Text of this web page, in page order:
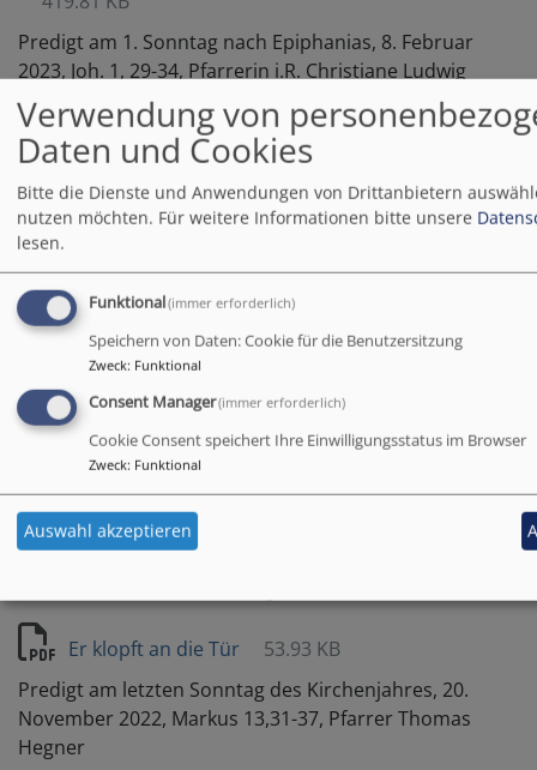
Predigt am 1. Sonntag nach Epiphanias, 8. Februar
2023, Joh. 1, 29-34, Pfarrerin i.R. Christiane Ludwig
Jesus wird getauft
420.16 KB
Predigt an Silvester, 31.Dezember 2022, Röm 8,31-39,
Pfarrer Thomas Hegner
Predigt am Heiligabend, 24. Dezember 2022, Lukas 2,1-
20, Pfarrer Thomas Hegner
Das Kind - nicht der Kaiser!
Predigt am 3. Advent, 11.Dezember 2022, Jesaja 40,1-
11, Pfarrer Thomas Hegner
Miniaturen zum "Trösten"
Er klopft an die Tür
53.93 KB
Predigt am letzten Sonntag des Kirchenjahres, 20.
November 2022, Markus 13,31-37, Pfarrer Thomas
Hegner
Verwendung von
Daten und Cookies
Bitte die Dienste und Anwendungen von Drittanbietern
nutzen möchten. Für weitere Informationen bitte unsere
lesen.
Funktional(immer erforderlich)
Speichern von Daten: Cookie für die Benutzersitzung
Zweck: Funktional
Consent Manager(immer erforderlich)
Cookie Consent speichert Ihre Einwilligungsstatus im Browser
Zweck: Funktional
Auswahl akzeptieren